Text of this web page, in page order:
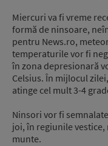
Miercuri va fi vreme
formă de ninsoare,
pentru News.ro,
temperaturile vor fi
în zona depresionară
Celsius. În mijlocul
atinge cel mult 3-4
Ninsori vor fi
joi, în regiunile
munte.